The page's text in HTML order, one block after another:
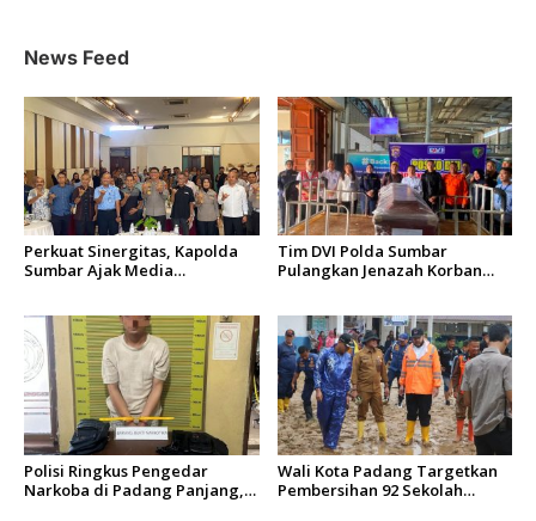
p
o
News Feed
Perkuat Sinergitas, Kapolda
Sumbar Ajak Media
Tim DVI Polda Sumbar
Pulangkan Jenazah Korban
Polisi Ringkus Pengedar
Narkoba di Padang Panjang,
Wali Kota Padang Targetkan
Pembersihan 92 Sekolah